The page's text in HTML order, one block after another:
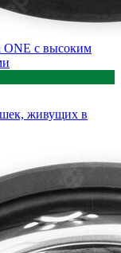
живущих в